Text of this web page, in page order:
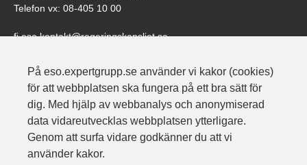
Telefon vx: 08-405 10 00
fi.eso.kontakt@regeringskansliet.se
Beställ tryckta exemplar av ESO-rapporter här.
Följ oss på Linkedin
Integritetspolicy
På eso.expertgrupp.se använder vi kakor (cookies)
för att webbplatsen ska fungera på ett bra sätt för
dig. Med hjälp av webbanalys och anonymiserad
data vidareutvecklas webbplatsen ytterligare.
Genom att surfa vidare godkänner du att vi
använder kakor.